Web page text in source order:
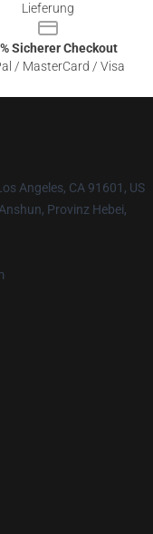
Lieferung
Sicherer Checkout
/ MasterCard / Visa
Angeles, CA 91601, US
Provinz Hebei,